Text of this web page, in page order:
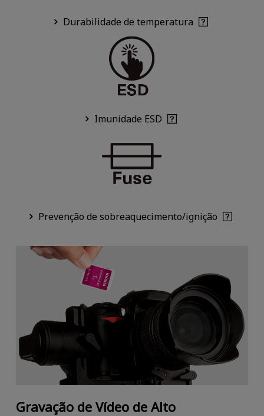
Durabilidade de temperatura
Imunidade ESD
Prevenção de sobreaquecimento/ignição
Gravação de Vídeo de Alto